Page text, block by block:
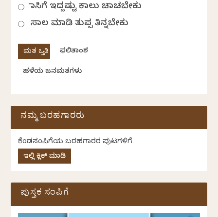
ಹಾಸಿಗೆ ಇದ್ದಷ್ಟು ಕಾಲು ಚಾಚಬೇಕು
ಸಾಲ ಮಾಡಿ ತುಪ್ಪ ತಿನ್ನಬೇಕು
ಫಲಿತಾಂಶ
ಹಳೆಯ ಜನಮತಗಳು
ನಮ್ಮ ಬರಹಗಾರರು
ಕೆಂಡಸಂಪಿಗೆಯ ಬರಹಗಾರರ ಪುಟಗಳಿಗೆ
ಇಲ್ಲಿ ಕ್ಲಿಕ್ ಮಾಡಿ
ಪುಸ್ತಕ ಸಂಪಿಗೆ